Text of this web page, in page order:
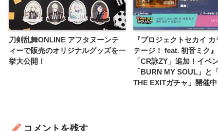
刀剣乱舞ONLINE アフタヌーンテ
ィーで販売のオリジナルグッズを一
挙大公開！
『プロジェクトセカイ
テージ！ feat. 初音ミク
「CR詠ZY」追加！イベ
「BURN MY SOUL」と
THE EXITガチャ」開催
コメントを残す